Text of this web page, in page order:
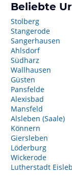
Beliebte
Stolberg
Stangerode
Sangerhausen
Ahlsdorf
Südharz
Wallhausen
Güsten
Pansfelde
Alexisbad
Mansfeld
Alsleben (Saale)
Könnern
Giersleben
Löderburg
Wickerode
Lutherstadt